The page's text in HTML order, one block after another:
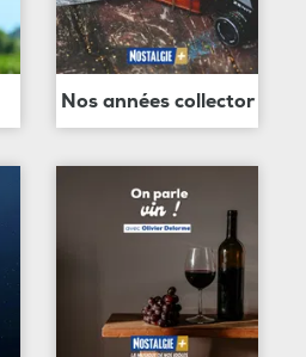
Nos années collector